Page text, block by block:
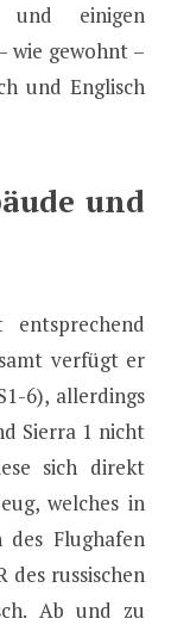
und einigen
wie gewohnt –
und Englisch
und
entsprechend
verfügt er
6), allerdings
Sierra 1 nicht
sich direkt
welches in
Flughafen
des russischen
Ab und zu